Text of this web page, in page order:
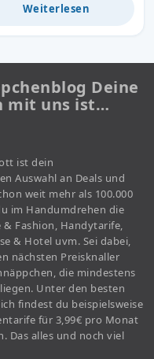
Weiterlesen
Deine
mit uns ist…
ist dein
Auswahl an Deals und
weit mehr als 100.000
im Handumdrehen die
& Fashion, Handytarife,
& Hotel uvm. Sei dabei,
nächsten Preisknaller
die mindestens
Unter den besten
findest du beispielsweise
für 3,99€ pro Monat
Das alles und noch viel